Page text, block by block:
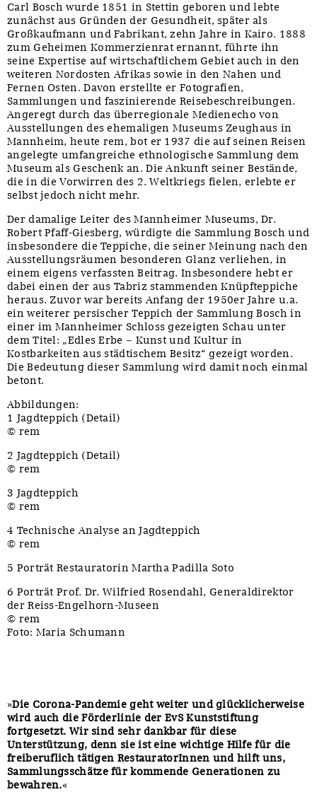
Carl Bosch wurde 1851 in Stettin geboren und lebte
zunächst aus Gründen der Gesundheit, später als
Großkaufmann und Fabrikant, zehn Jahre in Kairo. 1888
zum Geheimen Kommerzienrat ernannt, führte ihn
seine Expertise auf wirtschaftlichem Gebiet auch in den
weiteren Nordosten Afrikas sowie in den Nahen und
Fernen Osten. Davon erstellte er Fotografien,
Sammlungen und faszinierende Reisebeschreibungen.
Angeregt durch das überregionale Medienecho von
Ausstellungen des ehemaligen Museums Zeughaus in
Mannheim, heute rem, bot er 1937 die auf seinen Reisen
angelegte umfangreiche ethnologische Sammlung dem
Museum als Geschenk an. Die Ankunft seiner Bestände,
die in die Vorwirren des 2. Weltkriegs fielen, erlebte er
selbst jedoch nicht mehr.
Der damalige Leiter des Mannheimer Museums, Dr.
Robert Pfaff-Giesberg, würdigte die Sammlung Bosch und
insbesondere die Teppiche, die seiner Meinung nach den
Ausstellungsräumen besonderen Glanz verliehen, in
einem eigens verfassten Beitrag. Insbesondere hebt er
dabei einen der aus Tabriz stammenden Knüpfteppiche
heraus. Zuvor war bereits Anfang der 1950er Jahre u.a.
ein weiterer persischer Teppich der Sammlung Bosch in
einer im Mannheimer Schloss gezeigten Schau unter
dem Titel: „Edles Erbe – Kunst und Kultur in
Kostbarkeiten aus städtischem Besitz“ gezeigt worden.
Die Bedeutung dieser Sammlung wird damit noch einmal
betont.
Abbildungen:
1 Jagdteppich (Detail)
© rem
2 Jagdteppich (Detail)
© rem
3 Jagdteppich
© rem
4 Technische Analyse an Jagdteppich
© rem
5 Porträt Restauratorin Martha Padilla Soto
6 Porträt Prof. Dr. Wilfried Rosendahl, Generaldirektor
der Reiss-Engelhorn-Museen
© rem
Foto: Maria Schumann
»Die Corona-Pandemie geht weiter und glücklicherweise
wird auch die Förderlinie der EvS Kunststiftung
fortgesetzt. Wir sind sehr dankbar für diese
Unterstützung, denn sie ist eine wichtige Hilfe für die
freiberuflich tätigen RestauratorInnen und hilft uns,
Sammlungsschätze für kommende Generationen zu
bewahren.«